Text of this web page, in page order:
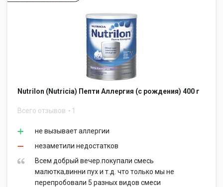
Nutrilon (Nutricia) Пепти Аллергия (с рождения) 400 г
Всего отзывов 1
не вызывает аллергии
незаметили недостатков
Всем добрый вечер.покупали смесь
малютка,винни пух и т.д. что только мы не
перепробовали 5 разных видов смеси